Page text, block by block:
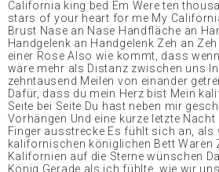
California king bed Em Were ten
stars of your heart for me My
Brust Nase an Nase Handfläche an
Handgelenk an Handgelenk Zeh an
einer Rose Also wie kommt, dass
wäre mehr als Distanz zwischen uns
zehntausend Meilen von einander
Dafür, dass du mein Herz bist Mein
Seite bei Seite Du hast neben mir
Vorhängen Und eine kurze letzte
Finger ausstrecke Es fühlt sich an,
kalifornischen königlichen Bett Waren
Kalifornien auf die Sterne wünschen
König Gerade als ich fühlte, wie wir